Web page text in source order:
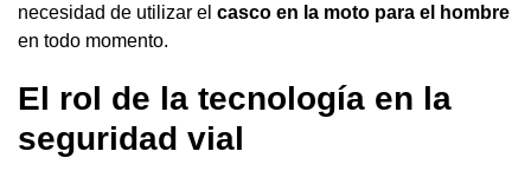
necesidad de utilizar el casco en la moto para el hombre
en todo momento.
El rol de la tecnología en la
seguridad vial